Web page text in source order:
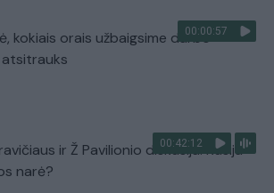
00:00:57
kokiais orais užbaigsime darbo
atsitrauks
00:42:12
ir Ž Pavilionio diskusija: Rusija
narė?